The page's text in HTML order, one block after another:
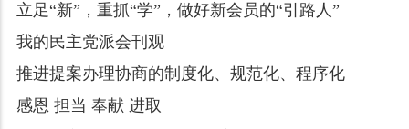
立足“新”，重抓“学”，做好新会员的“引路人”
我的民主党派会刊观
推进提案办理协商的制度化、规范化、程序化
感恩 担当 奉献 进取